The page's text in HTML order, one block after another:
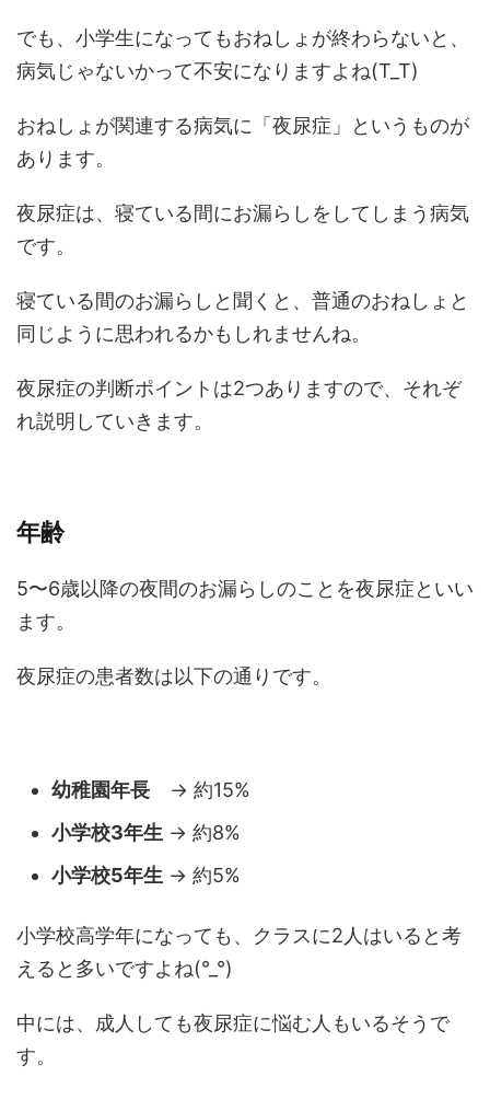
でも、小学生になってもおねしょが終わらないと、
病気じゃないかって不安になりますよね(T_T)
おねしょが関連する病気に「夜尿症」というものが
あります。
夜尿症は、寝ている間にお漏らしをしてしまう病気
です。
寝ている間のお漏らしと聞くと、普通のおねしょと
同じように思われるかもしれませんね。
夜尿症の判断ポイントは2つありますので、それぞ
れ説明していきます。
年齢
5〜6歳以降の夜間のお漏らしのことを夜尿症といい
ます。
夜尿症の患者数は以下の通りです。
幼稚園年長 → 約15%
小学校3年生 → 約8%
小学校5年生 → 約5%
小学校高学年になっても、クラスに2人はいると考
えると多いですよね(°_°)
中には、成人しても夜尿症に悩む人もいるそうで
す。